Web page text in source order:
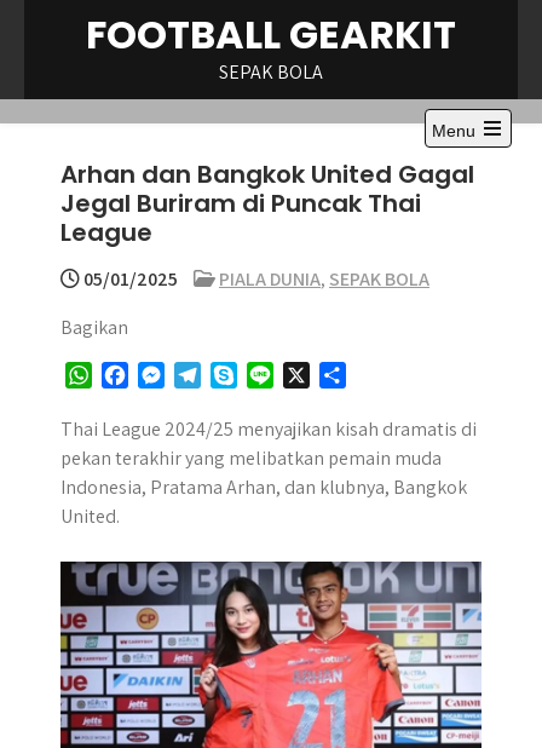
FOOTBALL GEARKIT
SEPAK BOLA
Menu
Open
the
main
Arhan dan Bangkok United Gagal
Jegal Buriram di Puncak Thai
League
05/01/2025 PIALA DUNIA, SEPAK BOLA
Bagikan
W
a
t
s
A
p
c
e
b
k
s
s
e
e
r
l
e
g
m
y
p
e
n
e
a
r
e
Thai League 2024/25 menyajikan kisah dramatis di
pekan terakhir yang melibatkan pemain muda
Indonesia, Pratama Arhan, dan klubnya, Bangkok
United.